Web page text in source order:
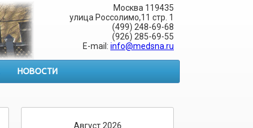
Москва 119435
улица Россолимо,11 стр. 1
(499) 248-69-68
(926) 285-69-55
E-mail: info@medsna.ru
НОВОСТИ
Август 2026